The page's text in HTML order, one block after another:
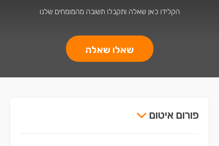
הקלידו כאן שאלה ותקבלו תשובה מהמומחים שלנו
שאלו שאלה
פורום איטום